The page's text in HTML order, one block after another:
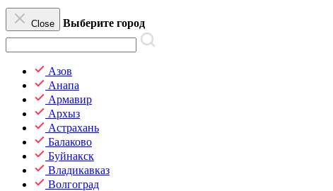
Close Выберите город
Азов
Анапа
Армавир
Архыз
Астрахань
Балаково
Буйнакск
Владикавказ
Волгоград